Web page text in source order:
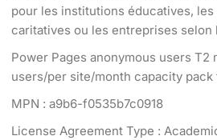
pour les institutions éducatives, les
caritatives ou les entreprises selon
Power Pages anonymous users T2
users/per site/month capacity
MPN : a9b6-f0535b7c0918
License Agreement Type :